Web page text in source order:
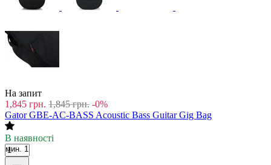
На запит
1,845 грн. 1,845 грн. -0%
Gator GBE-AC-BASS Acoustic Bass Guitar Gig Bag
В наявності
мин. 1